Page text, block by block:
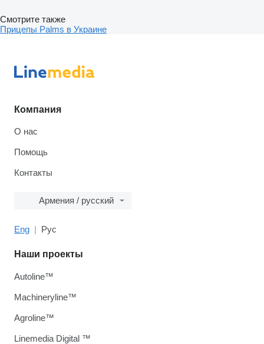
Смотрите также
Прицепы Palms в Украине
Компания
О нас
Помощь
Контакты
Армения / русский
Eng Рус
Наши проекты
Autoline™
Machineryline™
Agroline™
Linemedia Digital ™